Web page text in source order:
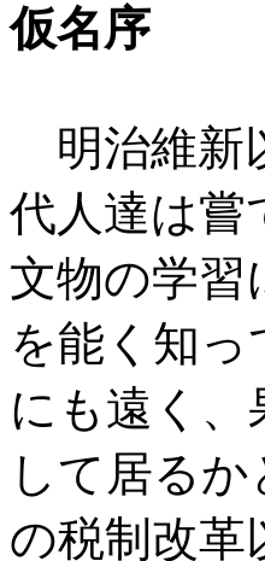
仮名序
明治維新
代人達は嘗
文物の学習
を能く知
にも遠く
して居る
の税制改革